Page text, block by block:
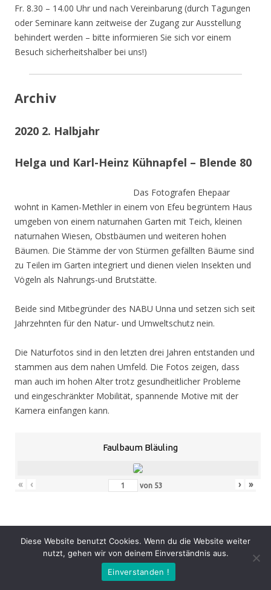
Fr. 8.30 – 14.00 Uhr und nach Vereinbarung (durch Tagungen
oder Seminare kann zeitweise der Zugang zur Ausstellung
behindert werden – bitte informieren Sie sich vor einem
Besuch sicherheitshalber bei uns!)
Archiv
2020 2. Halbjahr
Helga und Karl-Heinz Kühnapfel – Blende 80
Das Fotografen Ehepaar
wohnt in Kamen-Methler in einem von Efeu begrüntem Haus
umgeben von einem naturnahen Garten mit Teich, kleinen
naturnahen Wiesen, Obstbäumen und weiteren hohen
Bäumen. Die Stämme der von Stürmen gefällten Bäume sind
zu Teilen im Garten integriert und dienen vielen Insekten und
Vögeln als Nahrungs-und Brutstätte.
Beide sind Mitbegründer des NABU Unna und setzen sich seit
Jahrzehnten für den Natur- und Umweltschutz nein.
Die Naturfotos sind in den letzten drei Jahren entstanden und
stammen aus dem nahen Umfeld. Die Fotos zeigen, dass
man auch im hohen Alter trotz gesundheitlicher Probleme
und eingeschränkter Mobilität, spannende Motive mit der
Kamera einfangen kann.
Faulbaum Bläuling
« ‹ von 53 › »
Eröffnung : Donnerstag 05.11.20, 19.00 Uhr
: 05.11. – 07.02.21, geöffnet Mo. – Do. 8.30 – 16.00 Uhr,
Fr. 8.30 – 14.00 Uhr und nach Vereinbarung (durch Tagungen
oder Seminare kann zeitweise der Zugang zur Ausstellung
Diese Website benutzt Cookies. Wenn du die Website weiter
nutzt, gehen wir von deinem Einverständnis aus.
Einverstanden !